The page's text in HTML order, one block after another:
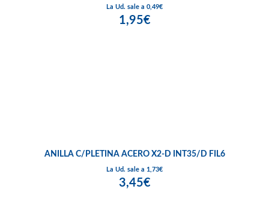
La Ud. sale a 0,49€
1,95€
ANILLA C/PLETINA ACERO X2-D INT35/D FIL6
La Ud. sale a 1,73€
3,45€